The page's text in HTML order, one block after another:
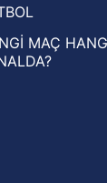
Konferans
MAÇ